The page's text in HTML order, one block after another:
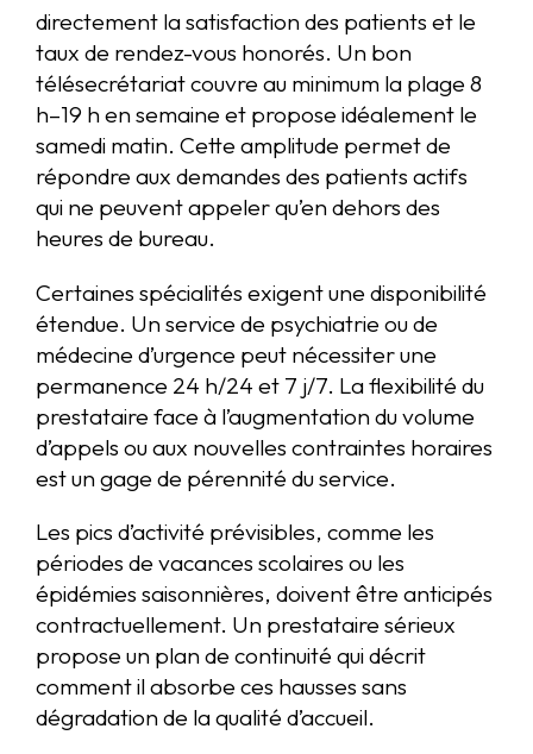
directement la satisfaction des patients et le
taux de rendez-vous honorés. Un bon
télésecrétariat couvre au minimum la plage 8
h–19 h en semaine et propose idéalement le
samedi matin. Cette amplitude permet de
répondre aux demandes des patients actifs
qui ne peuvent appeler qu’en dehors des
heures de bureau.
Certaines spécialités exigent une disponibilité
étendue. Un service de psychiatrie ou de
médecine d’urgence peut nécessiter une
permanence 24 h/24 et 7 j/7. La flexibilité du
prestataire face à l’augmentation du volume
d’appels ou aux nouvelles contraintes horaires
est un gage de pérennité du service.
Les pics d’activité prévisibles, comme les
périodes de vacances scolaires ou les
épidémies saisonnières, doivent être anticipés
contractuellement. Un prestataire sérieux
propose un plan de continuité qui décrit
comment il absorbe ces hausses sans
dégradation de la qualité d’accueil.